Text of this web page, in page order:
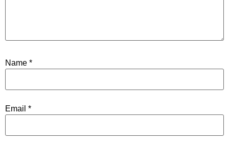
Name *
Email *